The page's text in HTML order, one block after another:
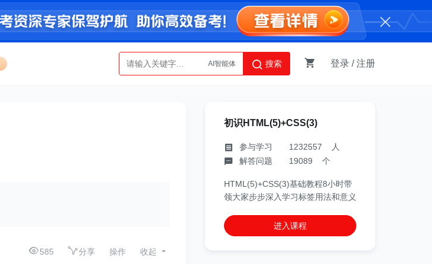
AI智能体
Python
搜索 登录 /注册
585 分享 操作 收起
初识HTML(5)+CSS(3)
参与学习 1232557 人
解答问题 19089 个
HTML(5)+CSS(3)基础教程8小时带
领大家步步深入学习标签用法和意义
进入课程